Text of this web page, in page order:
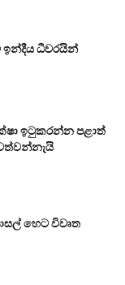
ඉන්දීය ධීවරයින්
ඉටුකරන්න පළාත්
හෙට විවෘත